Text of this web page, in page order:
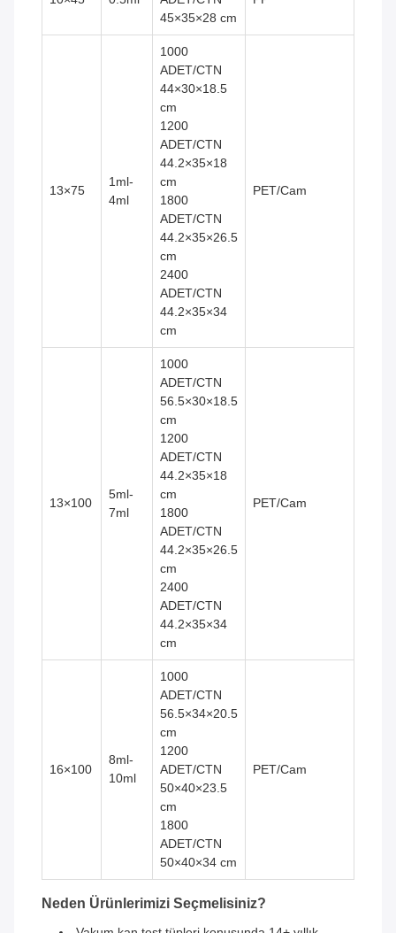
45×35×28 cm
13×75
1ml-
4ml
1000
ADET/CTN
44×30×18.5
cm
1200
ADET/CTN
44.2×35×18
cm
1800
ADET/CTN
44.2×35×26.5
cm
2400
ADET/CTN
44.2×35×34
cm
PET/Cam
13×100
5ml-
7ml
1000
ADET/CTN
56.5×30×18.5
cm
1200
ADET/CTN
44.2×35×18
cm
1800
ADET/CTN
44.2×35×26.5
cm
2400
ADET/CTN
44.2×35×34
cm
PET/Cam
16×100
8ml-
10ml
1000
ADET/CTN
56.5×34×20.5
cm
1200
ADET/CTN
50×40×23.5
cm
1800
ADET/CTN
50×40×34 cm
PET/Cam
Neden Ürünlerimizi Seçmelisiniz?